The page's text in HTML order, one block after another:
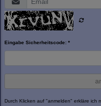
Eingabe Sicherheitscode: *
Durch Klicken auf "anmelden" erkläre ich